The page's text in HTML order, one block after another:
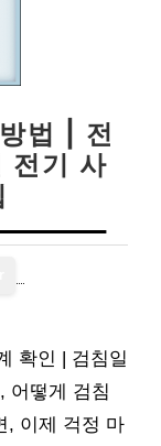
법 | 전
전기 사
확인 | 검침일
어떻게 검침
, 이제 걱정 마